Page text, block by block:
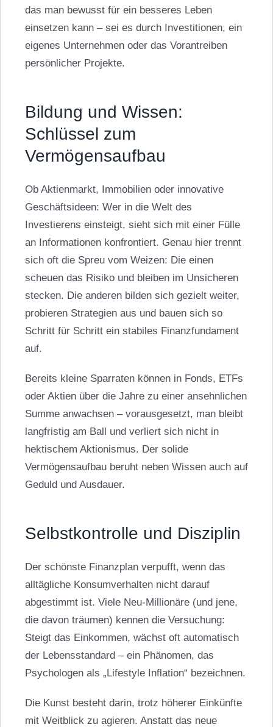
das man bewusst für ein besseres Leben
einsetzen kann – sei es durch Investitionen, ein
eigenes Unternehmen oder das Vorantreiben
persönlicher Projekte.
Bildung und Wissen:
Schlüssel zum
Vermögensaufbau
Ob Aktienmarkt, Immobilien oder innovative
Geschäftsideen: Wer in die Welt des
Investierens einsteigt, sieht sich mit einer Fülle
an Informationen konfrontiert. Genau hier trennt
sich oft die Spreu vom Weizen: Die einen
scheuen das Risiko und bleiben im Unsicheren
stecken. Die anderen bilden sich gezielt weiter,
probieren Strategien aus und bauen sich so
Schritt für Schritt ein stabiles Finanzfundament
auf.
Bereits kleine Sparraten können in Fonds, ETFs
oder Aktien über die Jahre zu einer ansehnlichen
Summe anwachsen – vorausgesetzt, man bleibt
langfristig am Ball und verliert sich nicht in
hektischem Aktionismus. Der solide
Vermögensaufbau beruht neben Wissen auch auf
Geduld und Ausdauer.
Selbstkontrolle und Disziplin
Der schönste Finanzplan verpufft, wenn das
alltägliche Konsumverhalten nicht darauf
abgestimmt ist. Viele Neu-Millionäre (und jene,
die davon träumen) kennen die Versuchung:
Steigt das Einkommen, wächst oft automatisch
der Lebensstandard – ein Phänomen, das
Psychologen als „Lifestyle Inflation“ bezeichnen.
Die Kunst besteht darin, trotz höherer Einkünfte
mit Weitblick zu agieren. Anstatt das neue